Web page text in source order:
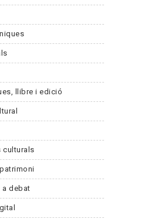
llibre i edició
culturals
a debat